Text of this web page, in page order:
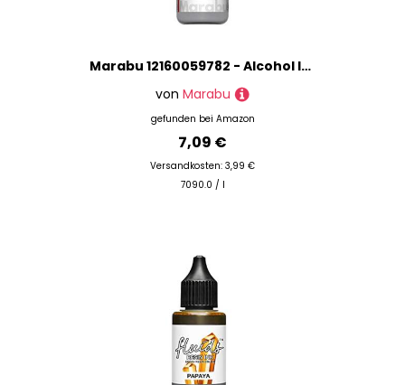
Marabu 12160059782 - Alcohol Ink metallic-silber, 20 ml, Alkohol-Tinte, für Fluid Art, Resin Art und Epoxidharz, für nicht saugende Untergründe, beschichtetes Spezialpapier, Metall, Keramik und Glas
von Marabu
gefunden bei Amazon
7,09 €
Versandkosten: 3,99 €
7090.0 / l